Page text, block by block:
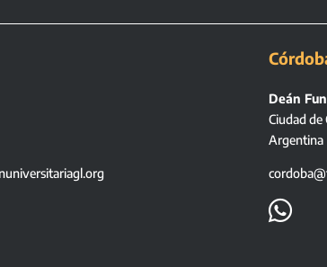
Deán
Ciudad de
Argentina
